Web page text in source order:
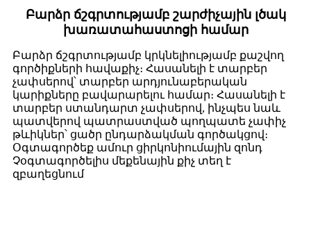
Բարձր ճշգրտությամբ շարժիչային լծակ
խառատահաստոցի համար
Բարձր ճշգրտությամբ կրկնելիությամբ քաշվող
գործիքների հավաքիչ։ Հասանելի է տարբեր
չափսերով՝ տարբեր արդյունաբերական
կարիքները բավարարելու համար։ Հասանելի է
տարբեր ստանդարտ չափսերով, ինչպես նաև
պատվերով պատրաստված պողպատե չափիչ
թևիկներ՝ ցածր ընդարձակման գործակցով։
Օգտագործեք ամուր ցիրկոնիումային զոնդ
Չօգտագործելիս մեքենային քիչ տեղ է
զբաղեցնում